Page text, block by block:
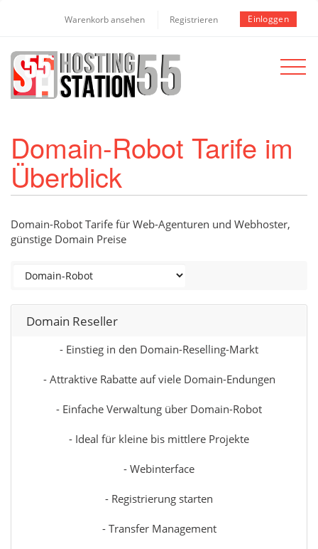
Warenkorb ansehen Registrieren Einloggen
Toggle
Domain-Robot Tarife im
Überblick
Domain-Robot Tarife für Web-Agenturen und Webhoster,
günstige Domain Preise
Domain Reseller
- Einstieg in den Domain-Reselling-Markt
- Attraktive Rabatte auf viele Domain-Endungen
- Einfache Verwaltung über Domain-Robot
- Ideal für kleine bis mittlere Projekte
- Webinterface
- Registrierung starten
- Transfer Management